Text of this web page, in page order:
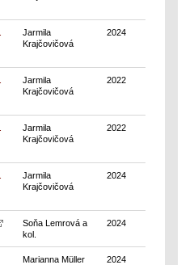
Jarmila
Krajčovičová
2024
Jarmila
Krajčovičová
2022
Jarmila
Krajčovičová
2022
Jarmila
Krajčovičová
2024
Soňa Lemrová a
kol.
2024
Marianna Müller
2024